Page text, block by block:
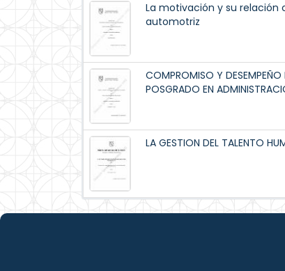
La motivación y su relación
automotriz
COMPROMISO Y DESEMPEÑO
POSGRADO EN
LA GESTION DEL TALENTO